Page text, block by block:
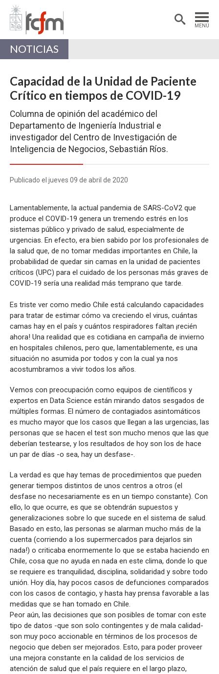
MENÚ
Estudiantes
Académicas/os
NOTICIAS
Capacidad de la Unidad de Paciente
Crítico en tiempos de COVID-19
Columna de opinión del académico del
Departamento de Ingeniería Industrial e
investigador del Centro de Investigación de
Inteligencia de Negocios, Sebastián Ríos.
Publicado el jueves 09 de abril de 2020
Lamentablemente, la actual pandemia de SARS-CoV2 que
produce el COVID-19 genera un tremendo estrés en los
sistemas público y privado de salud, especialmente de
urgencias. En efecto, era bien sabido por los profesionales de
la salud que, de no tomar medidas importantes en Chile, la
probabilidad de quedar sin camas en la unidad de pacientes
críticos (UPC) para el cuidado de los personas más graves de
COVID-19 sería una realidad más temprano que tarde.
Es triste ver como medio Chile está calculando capacidades
para tratar de estimar cómo va creciendo el virus, cuántas
camas hay en el país y cuántos respiradores faltan ¡recién
ahora! Una realidad que es cotidiana en campaña de invierno
en hospitales chilenos, pero que, lamentablemente, es una
situación no asumida por todos y con la cual ya nos
acostumbramos a vivir todos los años.
Vemos con preocupación como equipos de científicos y
expertos en Data Science están mirando datos sesgados de
múltiples formas. El número de contagiados asintomáticos
es mucho mayor que los casos que llegan a las urgencias, las
personas que se hacen el test son mucho menos que las que
deberían testearse, y los resultados de hoy son los de hace
un par de días -o sea, hay un desfase-.
La verdad es que hay temas de procedimientos que pueden
generar tiempos distintos de unos centros a otros (el
desfase no necesariamente es en un tiempo constante). Con
ello, lo que ocurre, es que se obtendrán supuestos y
generalizaciones sobre lo que sucede en el sistema de salud.
Basado en esto, las personas se alarman mucho más de la
cuenta (corriendo a los supermercados para dejarlos sin
nada!) o criticaba enormemente lo que se estaba haciendo en
Chile, cosa que no ayuda en nada en este clima, donde lo que
se requiere es tranquilidad, disciplina, solidaridad y sobre todo
unión. Hoy día, hay pocos casos de defunciones comparados
con los casos de contagio, y hasta hay prensa favorable a las
medidas que se han tomado en Chile.
Peor aún, las decisiones que son posibles de tomar con este
tipo de datos -que son solo contingentes y de mala calidad-
son muy poco accionable en términos de los procesos de
negocio que deben ser mejorados. Esto, para poder proveer
una mejora constante en la calidad de los servicios de
atención de salud que el país requiere en el largo plazo,